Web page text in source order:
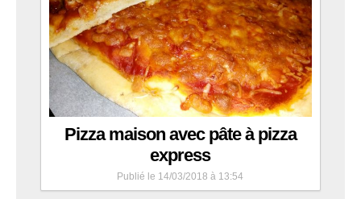
Pizza maison avec pâte à pizza
express
Publié le 14/03/2018 à 13:54